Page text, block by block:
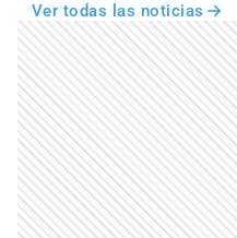
Ver todas las noticias